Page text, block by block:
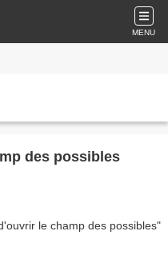
MENU
des possibles